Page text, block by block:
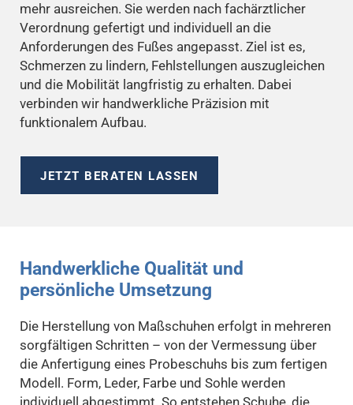
mehr ausreichen. Sie werden nach fachärztlicher
Verordnung gefertigt und individuell an die
Anforderungen des Fußes angepasst. Ziel ist es,
Schmerzen zu lindern, Fehlstellungen auszugleichen
und die Mobilität langfristig zu erhalten. Dabei
verbinden wir handwerkliche Präzision mit
funktionalem Aufbau.
JETZT BERATEN LASSEN
Handwerkliche Qualität und
persönliche Umsetzung
Die Herstellung von Maßschuhen erfolgt in mehreren
sorgfältigen Schritten – von der Vermessung über
die Anfertigung eines Probeschuhs bis zum fertigen
Modell. Form, Leder, Farbe und Sohle werden